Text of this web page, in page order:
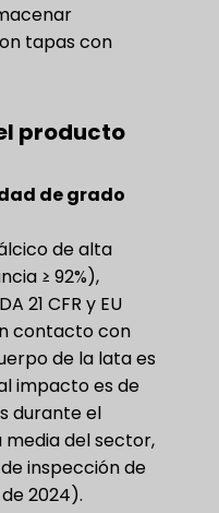
tapas con
producto
de grado
de alta
≥ 92%),
21 CFR y EU
contacto con
de la lata es
impacto es de
durante el
del sector,
inspección de
2024).